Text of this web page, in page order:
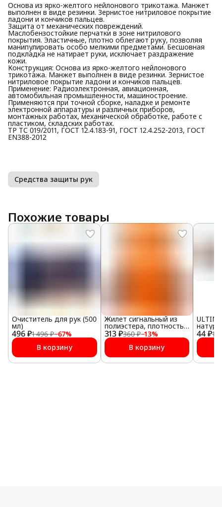
Основа из ярко-желтого нейлонового трикотажа. Манжет
выполнен в виде резинки. Зернистое нитриловое покрытие
ладони и кончиков пальцев.
Защита от механических повреждений.
Маслобензостойкие перчатки в зоне нитрилового
покрытия. Эластичные, плотно облегают руку, позволяя
манипулировать особо мелкими предметами. Бесшовная
подкладка не натирает руки, исключает раздражение
кожи.
Конструкция: Основа из ярко-желтого нейлонового
трикотажа. Манжет выполнен в виде резинки. Зернистое
нитриловое покрытие ладони и кончиков пальцев.
Применение: Радиоэлектронная, авиационная,
автомобильная промышленности, машиностроение.
Применяются при точной сборке, наладке и ремонте
электронной аппаратуры и различных приборов,
монтажных работах, механической обработке, работе с
пластиком, складских работах.
ТР ТС 019/2011, ГОСТ 12.4.183-91, ГОСТ 12.4.252-2013, ГОСТ
EN388-2012
Средства защиты рук
Похожие товары
496 ₽1 496 ₽−67%
Очиститель для рук (500
мл)
В корзину
313 ₽360 ₽−13%
Жилет сигнальный из
полиэстера, плотность
100 г/м2, оранжевый
В корзину
44 ₽1
мм №16